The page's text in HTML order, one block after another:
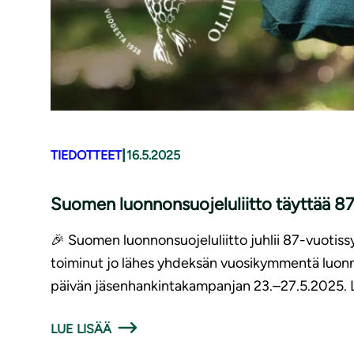
TIEDOTTEET| 16.5.2025
Suomen luonnonsuojeluliitto täyttää
🎉 Suomen luonnonsuojeluliitto juhlii 87-
toiminut jo lähes yhdeksän vuosikymmentä
päivän jäsenhankintakampanjan
LUE LISÄÄ